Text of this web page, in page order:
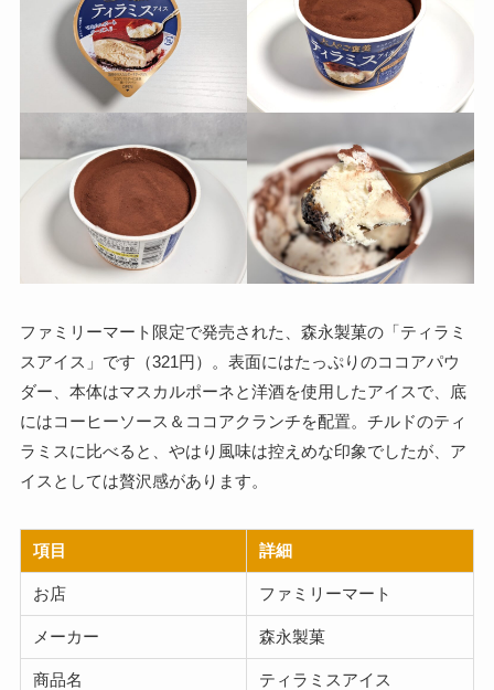
ファミリーマート限定で発売された、森永製菓の「ティラミ
スアイス」です（321円）。表面にはたっぷりのココアパウ
ダー、本体はマスカルポーネと洋酒を使用したアイスで、底
にはコーヒーソース＆ココアクランチを配置。チルドのティ
ラミスに比べると、やはり風味は控えめな印象でしたが、ア
イスとしては贅沢感があります。
項目 詳細
お店 ファミリーマート
メーカー 森永製菓
商品名 ティラミスアイス